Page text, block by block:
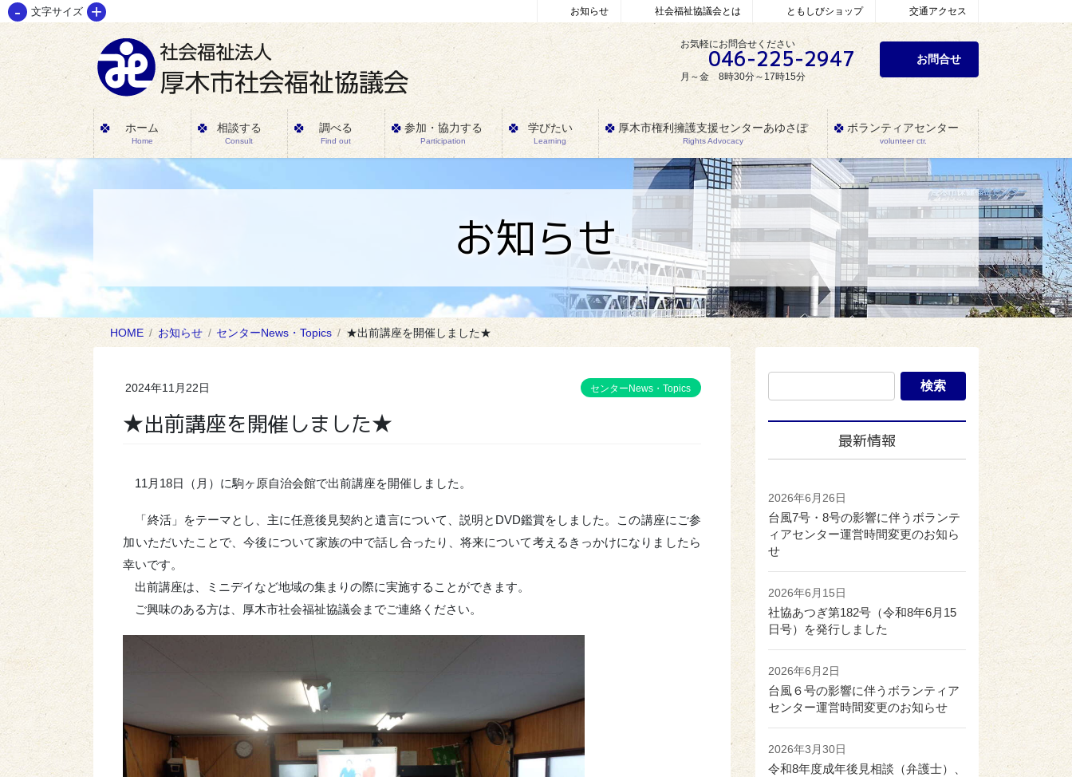
コ
ツ
移
ナ
シ
ン
お知らせ 社会福祉協議会とは ともしびショップ 交通アクセス
お気軽にお問合せください
046-225-2947
月～金 8時30分～17時15分
お問合せ
ホーム
Home
相談する
Consult
調べる
Find out
参加・協力する
Participation
学びたい
Learning
厚木市権利擁護支援センターあゆさぽ
Rights Advocacy
ボランティアセンター
volunteer ctr.
お知らせ
HOME お知らせ センターNews・Topics ★出前講座を開催しました★
2024年11月22日 センターNews・Topics
★出前講座を開催しました★
11月18日（月）に駒ヶ原自治会館で出前講座を開催しました。
「終活」をテーマとし、主に任意後見契約と遺言について、説明とDVD鑑賞をしました。この講座にご参
加いただいたことで、今後について家族の中で話し合ったり、将来について考えるきっかけになりましたら
幸いです。
出前講座は、ミニデイなど地域の集まりの際に実施することができます。
ご興味のある方は、厚木市社会福祉協議会までご連絡ください。
最新情報
2026年6月26日
台風7号・8号の影響に伴うボランテ
ィアセンター運営時間変更のお知ら
せ
2026年6月15日
社協あつぎ第182号（令和8年6月15
日号）を発行しました
2026年6月2日
台風６号の影響に伴うボランティア
センター運営時間変更のお知らせ
2026年3月30日
令和8年度成年後見相談（弁護士）、
- 文字サイズ +